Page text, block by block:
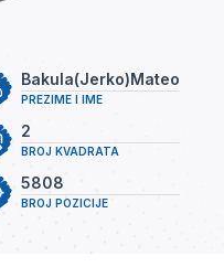
PREZIME I IME
Bakula(Jerko)Mateo
BROJ KVADRATA
2
BROJ POZICIJE
5808